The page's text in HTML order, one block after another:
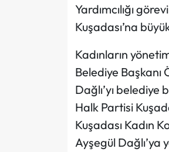
Yardımcılığı
Kuşadası’na
Kadınların
Belediye
Dağlı’yı belediye
Halk Partisi
Kuşadası Kadın
Ayşegül Dağlı’ya